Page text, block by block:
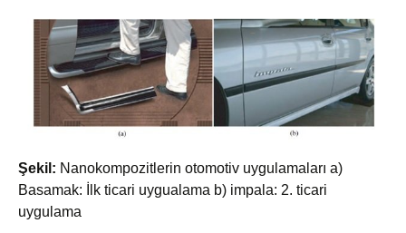
Şekil: Nanokompozitlerin otomotiv uygulamaları a)
Basamak: İlk ticari uygualama b) impala: 2. ticari
uygulama